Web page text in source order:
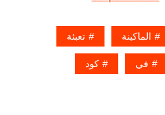
الماكينة تعبئة
في كود